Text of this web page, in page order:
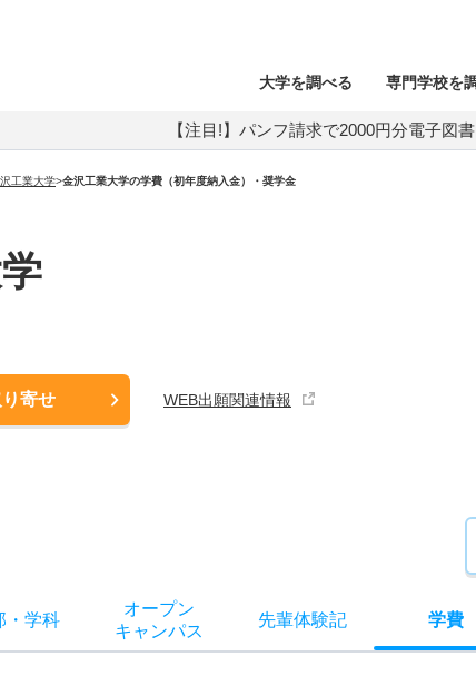
大学を調べる 専門学校を
【注目!】パンフ請求で2000円分電子図
工業大学>金沢工業大学の学費（初年度納入金）・奨学金
寄せ WEB出願関連情報
・ 学科
オープン
キャンパス
先輩体験記 学費